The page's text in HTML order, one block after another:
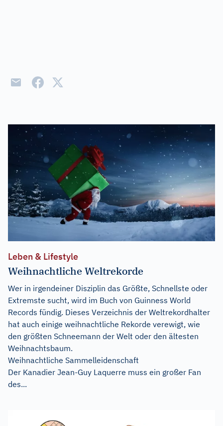
Leben & Lifestyle
Weihnachtliche Weltrekorde
Wer in irgendeiner Disziplin das Größte, Schnellste oder
Extremste sucht, wird im Buch von Guinness World
Records fündig. Dieses Verzeichnis der Weltrekordhalter
hat auch einige weihnachtliche Rekorde verewigt, wie
den größten Schneemann der Welt oder den ältesten
Weihnachtsbaum.
Weihnachtliche Sammelleidenschaft
Der Kanadier Jean-Guy Laquerre muss ein großer Fan
des...